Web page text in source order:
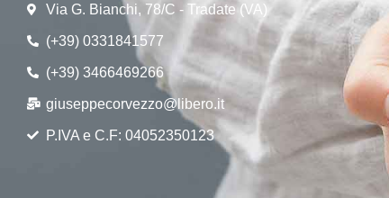
Via G. Bianchi, 78/C - Tradate (VA)
(+39) 0331841577
(+39) 3466469266
giuseppecorvezzo@libero.it
P.IVA e C.F: 04052350123